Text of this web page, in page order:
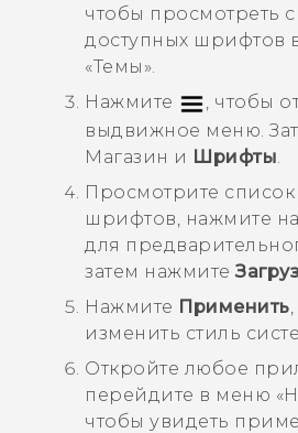
чтобы просмотреть
доступных шрифтов
«Темы ».
Нажмите
, чтобы
выдвижное меню.
Магазин и Шрифты
Просмотрите список
шрифтов, нажмите
для
затем нажмите
Нажмите Применить
изменить стиль
Откройте любое
перейдите в меню «
чтобы увидеть